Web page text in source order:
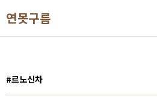
연못구름
#르노신차